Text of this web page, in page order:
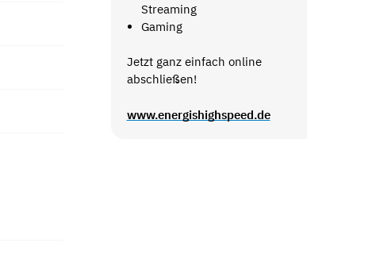
Streaming
Gaming
Jetzt ganz einfach online
abschließen!
www.energishighspeed.de